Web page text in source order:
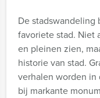
De
favoriete stad. Niet
en pleinen zien,
historie van stad.
verhalen worden
bij markante